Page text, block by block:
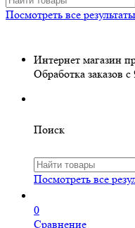
Посмотреть все результаты
Интернет магазин
Обработка заказов
Поиск
Посмотреть все
0
Сравнение